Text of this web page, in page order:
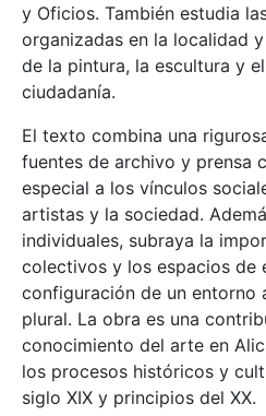
y Oficios. También estudia
organizadas en la localidad
de la pintura, la escultura y
ciudadanía.
El texto combina una
fuentes de archivo y prensa
especial a los vínculos
artistas y la sociedad.
individuales, subraya la
colectivos y los espacios de
configuración de un
plural. La obra es una
conocimiento del arte en
los procesos históricos y
siglo XIX y principios del XX.